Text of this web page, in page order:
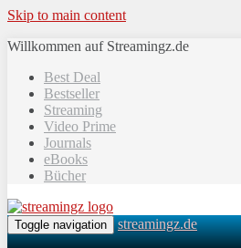
Skip to main content
Willkommen auf Streamingz.de
Best Deal
Bestseller
Streaming
Video Prime
Journals
eBooks
Bücher
Toggle navigation streamingz.de